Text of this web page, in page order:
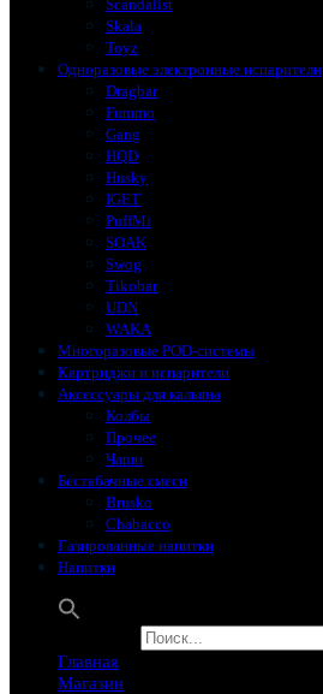
Scandalist
Skala
Toyz
Одноразовые электронные испарители
Dragbar
Fummo
Gang
HQD
Husky
IGET
PuffMi
SOAK
Swog
Tikobar
UDN
WAKA
Многоразовые POD-системы
Картриджи и испарители
Аксессуары для кальяна
Колбы
Прочее
Чаши
Бестабачные смеси
Brusko
Chabacco
Газированные напитки
Напитки
Главная
Магазин